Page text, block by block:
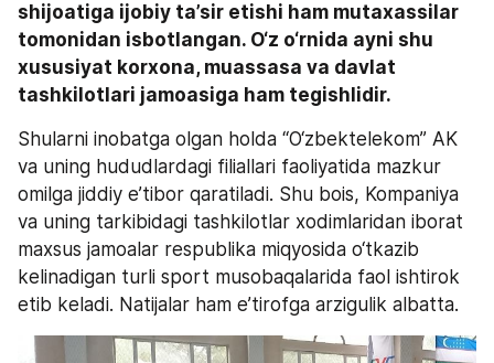
shijoatiga ijobiy ta’sir etishi ham mutaxassilar
tomonidan isbotlangan. O‘z o‘rnida ayni shu
xususiyat korxona, muassasa va davlat
tashkilotlari jamoasiga ham tegishlidir.
Shularni inobatga olgan holda “O‘zbektelekom” AK
va uning hududlardagi filiallari faoliyatida mazkur
omilga jiddiy e’tibor qaratiladi. Shu bois, Kompaniya
va uning tarkibidagi tashkilotlar xodimlaridan iborat
maxsus jamoalar respublika miqyosida o‘tkazib
kelinadigan turli sport musobaqalarida faol ishtirok
etib keladi. Natijalar ham e’tirofga arzigulik albatta.